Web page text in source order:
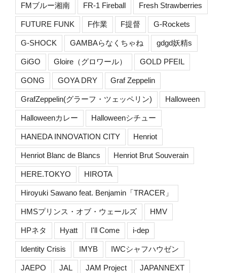
FMブルー湘南 FR-1 Fireball Fresh Strawberries
FUTURE FUNK F作業 F提督 G-Rockets
G-SHOCK GAMBAらなくちゃね gdgd妖精s
GiGO Gloire（グロワール） GOLD PFEIL
GONG GOYA DRY Graf Zeppelin
GrafZeppelin(グラーフ・ツェッペリン) Halloween
Halloweenカレー Halloweenシチュー
HANEDA INNOVATION CITY Henriot
Henriot Blanc de Blancs Henriot Brut Souverain
HERE.TOKYO HIROTA
Hiroyuki Sawano feat. Benjamin「TRACER」
HMSプリンス・オブ・ウェールズ HMV
HPネタ Hyatt I'll Come i-dep
Identity Crisis IMYB IWCシャフハウゼン
JAEPO JAL JAM Project JAPANNEXT